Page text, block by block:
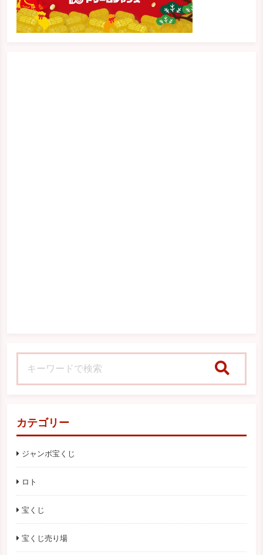
カテゴリー
ジャンボ宝くじ
ロト
宝くじ
宝くじ売り場